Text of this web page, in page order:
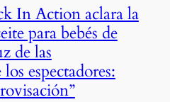
In Action aclara la
para bebés de
de las
espectadores: